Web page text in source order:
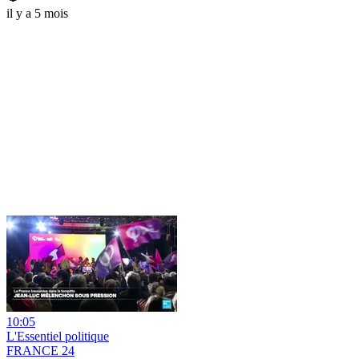
il y a 5 mois
10:05
L'Essentiel politique
FRANCE 24